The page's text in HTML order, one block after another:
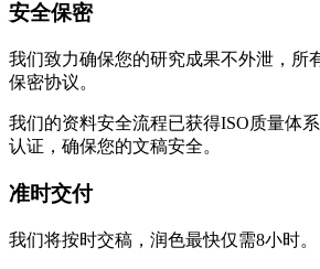
安全保密
我们致力确保您的研究成果不外泄，所
保密协议。
我们的资料安全流程已获得ISO质量体系
认证，确保您的文稿安全。
准时交付
我们将按时交稿，润色最快仅需8小时。